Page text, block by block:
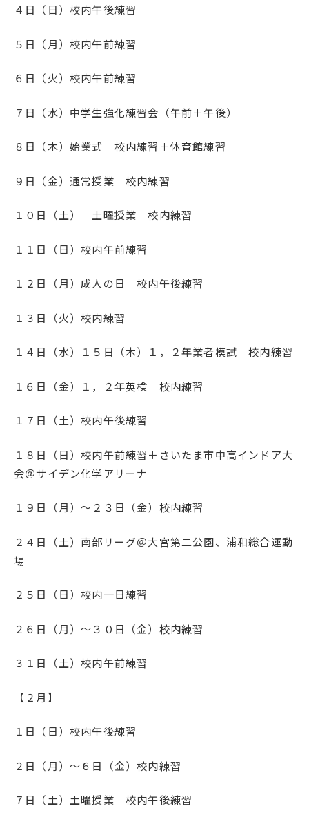
４日（日）校内午後練習
５日（月）校内午前練習
６日（火）校内午前練習
７日（水）中学生強化練習会（午前＋午後）
８日（木）始業式 校内練習＋体育館練習
９日（金）通常授業 校内練習
１０日（土） 土曜授業 校内練習
１１日（日）校内午前練習
１２日（月）成人の日 校内午後練習
１３日（火）校内練習
１４日（水）１５日（木）１，２年業者模試 校内練習
１６日（金）１，２年英検 校内練習
１７日（土）校内午後練習
１８日（日）校内午前練習＋さいたま市中高インドア大
会＠サイデン化学アリーナ
１９日（月）～２３日（金）校内練習
２４日（土）南部リーグ＠大宮第二公園、浦和総合運動
場
２５日（日）校内一日練習
２６日（月）～３０日（金）校内練習
３１日（土）校内午前練習
【２月】
１日（日）校内午後練習
２日（月）～６日（金）校内練習
７日（土）土曜授業 校内午後練習